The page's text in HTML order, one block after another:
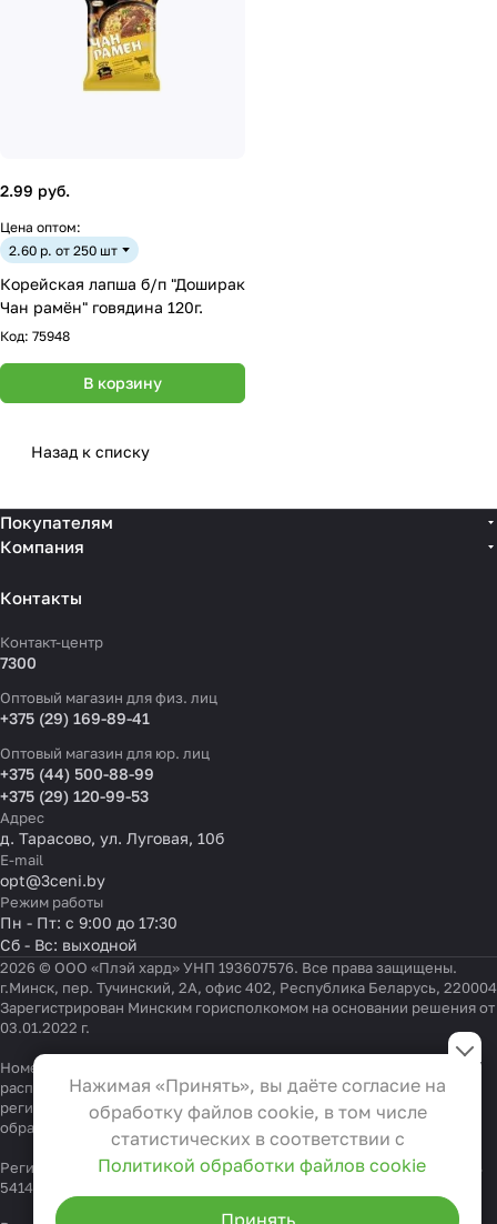
2.99 руб.
Цена оптом:
2.60 р. от 250 шт
Корейская лапша б/п "Доширак
Чан рамён" говядина 120г.
Код: 75948
В корзину
Назад к списку
Покупателям
Компания
Контакты
Контакт-центр
7300
Оптовый магазин для физ. лиц
+375 (29) 169-89-41
Оптовый магазин для юр. лиц
+375 (44) 500-88-99
+375 (29) 120-99-53
Адрес
д. Тарасово, ул. Луговая, 10б
E-mail
opt@3ceni.by
Режим работы
Пн - Пт: с 9:00 до 17:30
Сб - Вс: выходной
2026 © ООО «Плэй хард» УНП 193607576. Все права защищены.
г.Минск, пер. Тучинский, 2А, офис 402, Республика Беларусь, 220004
Зарегистрирован Минским горисполкомом на основании решения от
03.01.2022 г.
Номер телефона работников местных исполнительных и
распорядительных органов по месту государственной
регистрации ООО «Плэй хард», уполномоченных рассматривать
обращения покупателей:
+375 17 323-41-58 ,
Регистрационный номер в Торговом реестре Республики Беларусь
541404 от 19.09.2022
Настройки файлов cookie
Функциональные
Эти файлы необходимы для
функционирования сайта и не
могут быть отключены в наших
системах. Вы можете настроить
браузер так, чтобы он блокировал
Нажимая «Принять», вы даёте согласие на
обработку файлов cookie, в том числе
статистических в соответствии с
Политикой обработки файлов cookie
Принять